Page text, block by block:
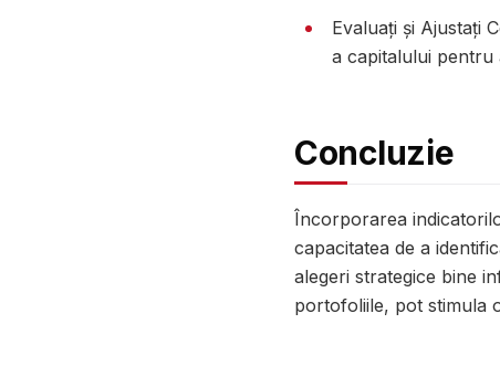
Evaluați și Ajustați
a capitalului pentru
Concluzie
Încorporarea
capacitatea de a
alegeri strategice bine
portofoliile, pot stimula